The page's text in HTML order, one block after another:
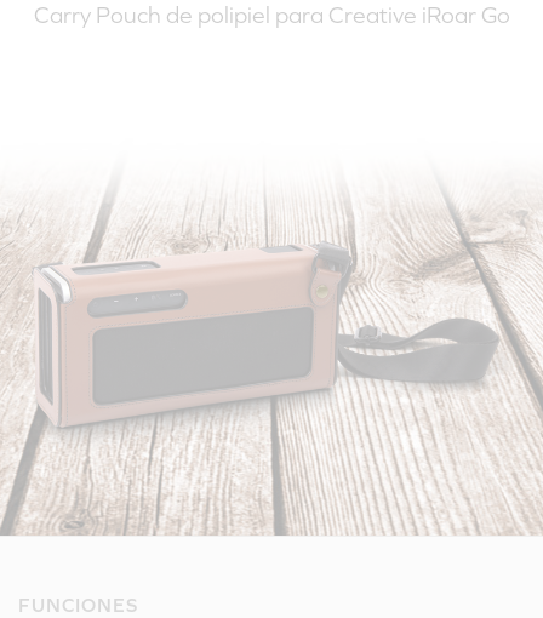
Carry Pouch de polipiel para Creative iRoar Go
FUNCIONES